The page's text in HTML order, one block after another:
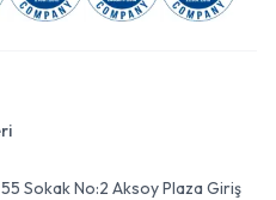
Sokak No:2 Aksoy Plaza Giriş